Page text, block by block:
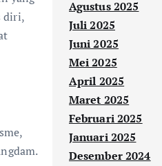
diri,
Agustus 2025
Juli 2025
Juni 2025
Mei 2025
April 2025
Maret 2025
Februari 2025
Januari 2025
Desember 2024